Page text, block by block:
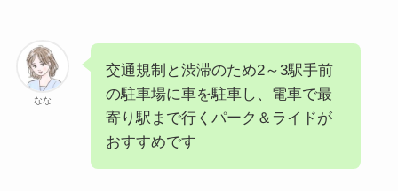
なな
交通規制と渋滞のため2～3駅手前
の駐車場に車を駐車し、電車で最
寄り駅まで行くパーク＆ライドが
おすすめです